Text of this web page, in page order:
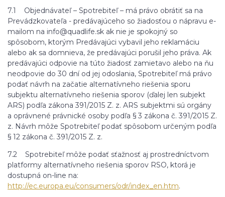
7.1 Objednávateľ – Spotrebiteľ – má právo obrátiť sa na
Prevádzkovateľa - predávajúceho so žiadosťou o nápravu e-
mailom na info@quadlife.sk ak nie je spokojný so
spôsobom, ktorým Predávajúci vybavil jeho reklamáciu
alebo ak sa domnieva, že predávajúci porušil jeho práva. Ak
predávajúci odpovie na túto žiadosť zamietavo alebo na ňu
neodpovie do 30 dní od jej odoslania, Spotrebiteľ má právo
podať návrh na začatie alternatívneho riešenia sporu
subjektu alternatívneho riešenia sporov (ďalej len subjekt
ARS) podľa zákona 391/2015 Z. z. ARS subjektmi sú orgány
a oprávnené právnické osoby podľa § 3 zákona č. 391/2015 Z.
z. Návrh môže Spotrebiteľ podať spôsobom určeným podľa
§ 12 zákona č. 391/2015 Z. z.
7.2 Spotrebiteľ môže podať sťažnosť aj prostredníctvom
platformy alternatívneho riešenia sporov RSO, ktorá je
dostupná on-line na:
http://ec.europa.eu/consumers/odr/index_en.htm.